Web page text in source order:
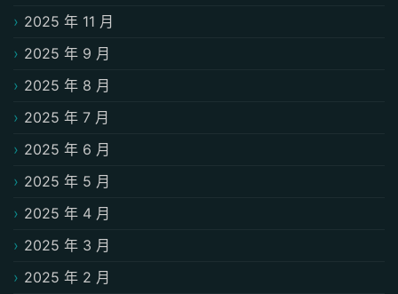
2025 年 11 月
2025 年 9 月
2025 年 8 月
2025 年 7 月
2025 年 6 月
2025 年 5 月
2025 年 4 月
2025 年 3 月
2025 年 2 月